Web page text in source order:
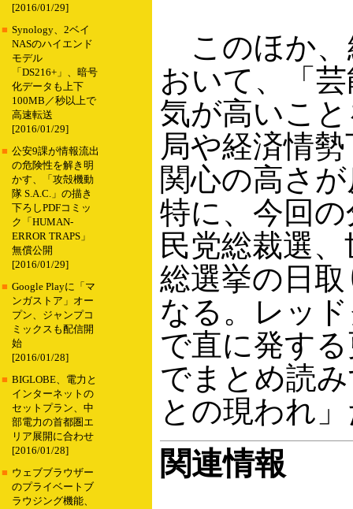
[2016/01/29]
■ Synology、2ベイ
NASのハイエンド
モデル
「DS216+」、暗号
化データも上下
100MB／秒以上で
高速転送
[2016/01/29]
■ 公安9課が情報流出
の危険性を解き明
かす、「攻殻機動
隊 S.A.C.」の描き
下ろしPDFコミッ
ク「HUMAN-
ERROR TRAPS」
無償公開
[2016/01/29]
■ Google Playに「マ
ンガストア」オー
プン、ジャンプコ
ミックスも配信開
始
[2016/01/28]
■ BIGLOBE、電力と
インターネットの
セットプラン、中
部電力の首都圏エ
リア展開に合わせ
[2016/01/28]
■ ウェブブラウザー
のプライベートブ
ラウジング機能、
このほか、
おいて、「
気が高いこ
局や経済情
関心の高さ
特に、今回
民党総裁選
総選挙の日
なる。レッ
で直に発す
でまとめ読
との現われ
関連情報